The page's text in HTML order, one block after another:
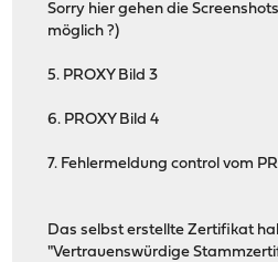
Sorry hier gehen die
möglich ?)
5. PROXY Bild 3
6. PROXY Bild 4
7. Fehlermeldung control vom
Das selbst erstellte Zertifikat
"Vertrauenswürdige